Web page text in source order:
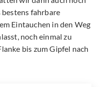
bestens fahrbare
Eintauchen in den Weg
noch einmal zu
bis zum Gipfel nach